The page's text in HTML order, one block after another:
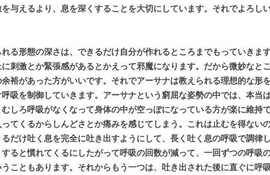
与えるより、息を深くすることを大切にしています。それでよろし
る形態の深さは、できるだけ自分が作れるところまでもっていきま
刺激とか緊張感があるとかえって邪魔になります。だから微妙なと
裕があった方がいいです。それでアーサナは教えられる理想的な形
吸を制御していきます。アーサナという窮屈な姿勢の中では、本当
しろ呼吸がなくなって身体の中が空っぽになっている方が楽に維持
てくるからしんどさとか痛みを感じてしまう。これは止むを得ない
だけ吐く息を完全に吐き出すようにして、長く吐く息の呼吸で調律
ると慣れてくるにしたがって呼吸の回数が減って、一回ずつの呼吸
こともあります。それからもう一つは、吐き出された後に直ぐに呼